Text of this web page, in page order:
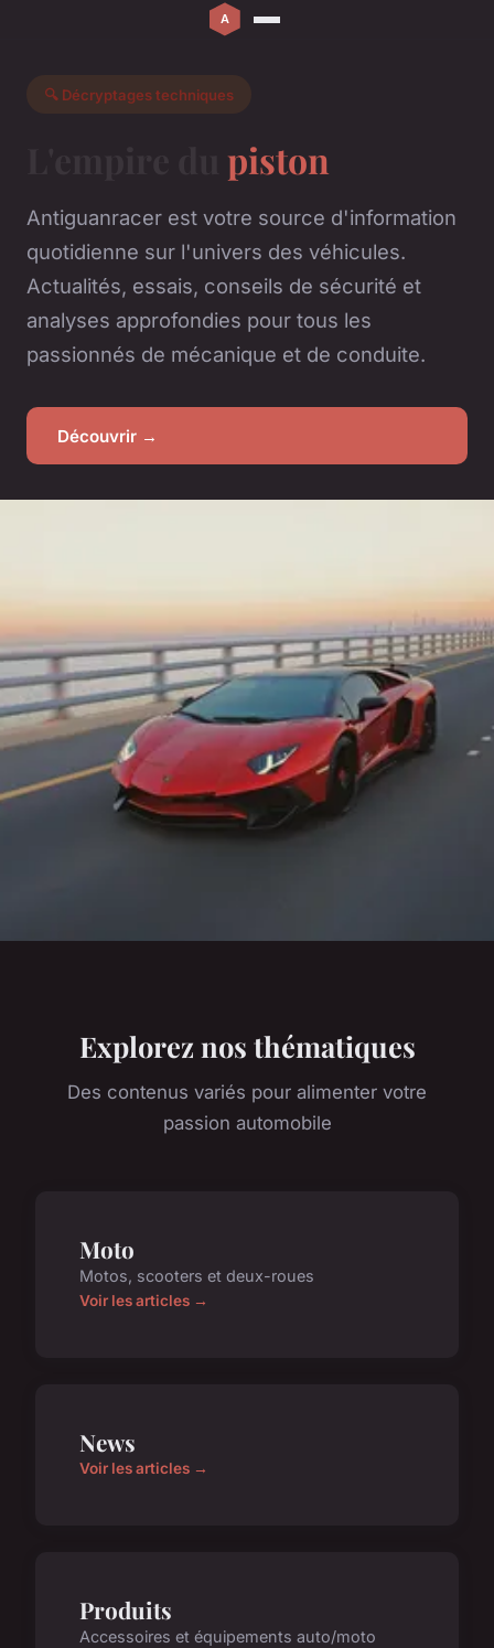
🔍 Décryptages techniques
piston
Antiguanracer est votre source d'information
quotidienne sur l'univers des véhicules.
Actualités, essais, conseils de sécurité et
analyses approfondies pour tous les
passionnés de mécanique et de conduite.
Découvrir →
Explorez nos thématiques
Des contenus variés pour alimenter votre
passion automobile
Moto
Motos, scooters et deux-roues
Voir les articles →
News
Voir les articles →
Produits
Accessoires et équipements auto/moto